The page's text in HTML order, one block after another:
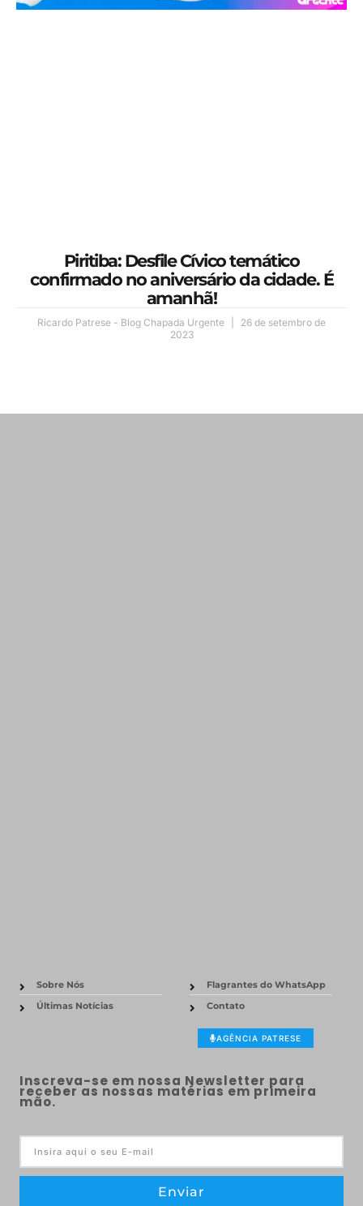
Piritiba: Desfile Cívico temático
confirmado no aniversário da cidade. É
amanhã!
Ricardo Patrese - Blog Chapada Urgente
26 de setembro de
2023
Sobre Nós
Últimas Notícias
Flagrantes do WhatsApp
Contato
AGÊNCIA PATRESE
Inscreva-se em nossa Newsletter para
receber as nossas matérias em primeira
mão.
Enviar